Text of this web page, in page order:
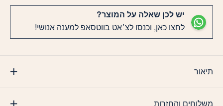
יש לכן שאלה על המוצר?
לחצו כאן, וכנסו לצ׳אט בווטסאפ למענה אנושי!
תיאור
משלוחים והחזרות